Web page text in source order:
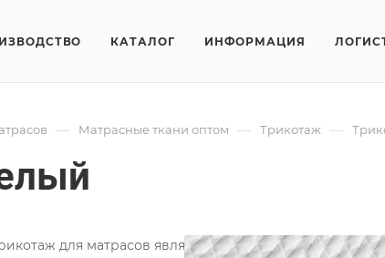
КАТАЛОГ ИНФОРМАЦИЯ
— Матрасные ткани оптом — Трикотаж —
для матрасов является одним из лучших